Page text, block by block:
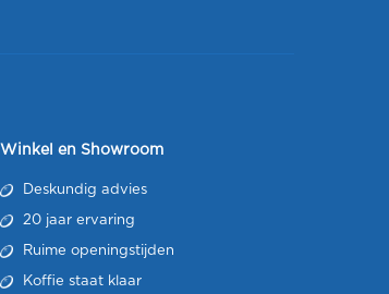
Winkel en Showroom
Deskundig advies
20 jaar ervaring
Ruime openingstijden
Koffie staat klaar